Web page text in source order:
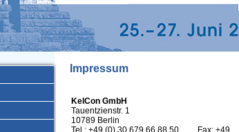
Impressum
KelCon GmbH
Tauentzienstr. 1
10789 Berlin